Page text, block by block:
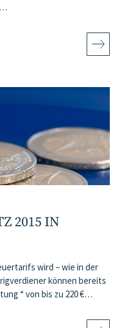
2015 IN
wird – wie in der
können bereits
“ von bis zu 220 €…